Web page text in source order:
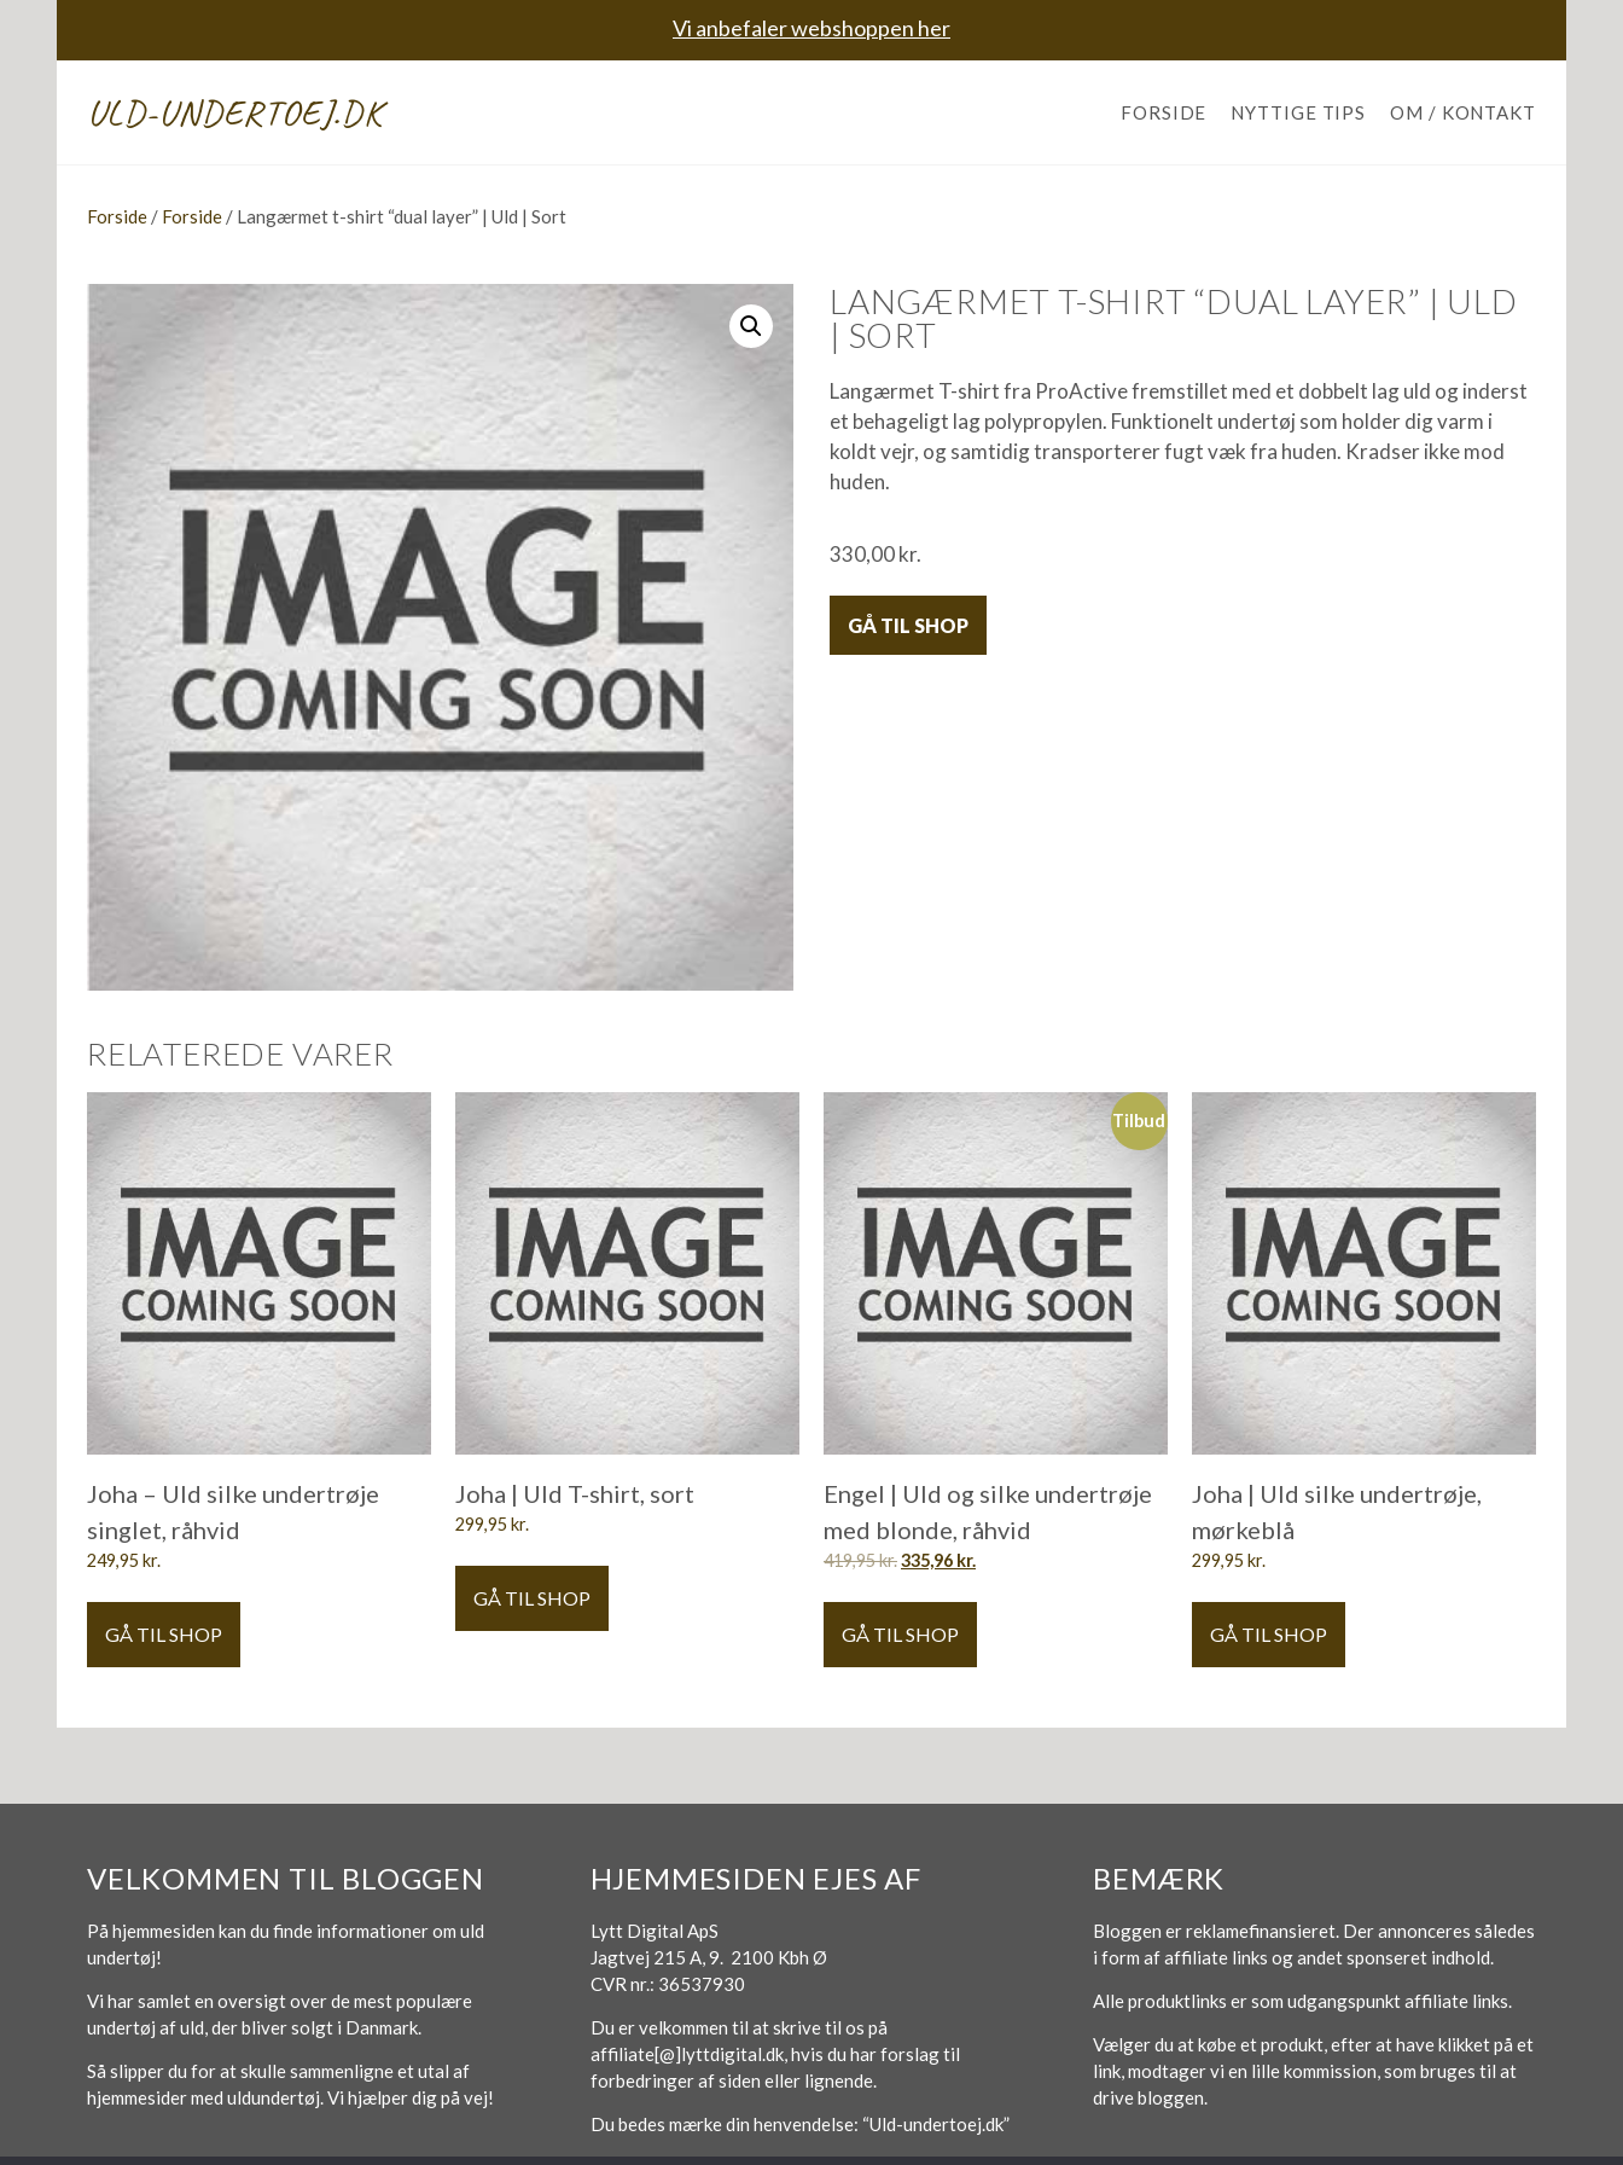
Vi anbefaler webshoppen her
ULD-UNDERTOEJ.DK FORSIDE NYTTIGE TIPS OM / KONTAKT
Forside / Forside / Langærmet t-shirt “dual layer” | Uld | Sort
LANGÆRMET T-SHIRT “DUAL LAYER” | ULD
| SORT
Langærmet T-shirt fra ProActive fremstillet med et dobbelt lag uld og inderst
et behageligt lag polypropylen. Funktionelt undertøj som holder dig varm i
koldt vejr, og samtidig transporterer fugt væk fra huden. Kradser ikke mod
huden.
330,00kr.
GÅ TIL SHOP
RELATEREDE VARER
Joha – Uld silke undertrøje
singlet, råhvid
249,95 kr.
GÅ TIL SHOP
Joha | Uld T-shirt, sort
299,95 kr.
GÅ TIL SHOP
Tilbud
Engel | Uld og silke undertrøje
med blonde, råhvid
419,95kr.335,96 kr.
GÅ TIL SHOP
Joha | Uld silke undertrøje,
mørkeblå
299,95 kr.
GÅ TIL SHOP
VELKOMMEN TIL BLOGGEN
På hjemmesiden kan du finde informationer om uld
undertøj!
Vi har samlet en oversigt over de mest populære
undertøj af uld, der bliver solgt i Danmark.
Så slipper du for at skulle sammenligne et utal af
hjemmesider med uldundertøj. Vi hjælper dig på vej!
HJEMMESIDEN EJES AF
Lytt Digital ApS
Jagtvej 215 A, 9. 2100 Kbh Ø
CVR nr.: 36537930
Du er velkommen til at skrive til os på
affiliate[@]lyttdigital.dk, hvis du har forslag til
forbedringer af siden eller lignende.
Du bedes mærke din henvendelse: “Uld-undertoej.dk”
BEMÆRK
Bloggen er reklamefinansieret. Der annonceres således
i form af affiliate links og andet sponseret indhold.
Alle produktlinks er som udgangspunkt affiliate links.
Vælger du at købe et produkt, efter at have klikket på et
link, modtager vi en lille kommission, som bruges til at
drive bloggen.